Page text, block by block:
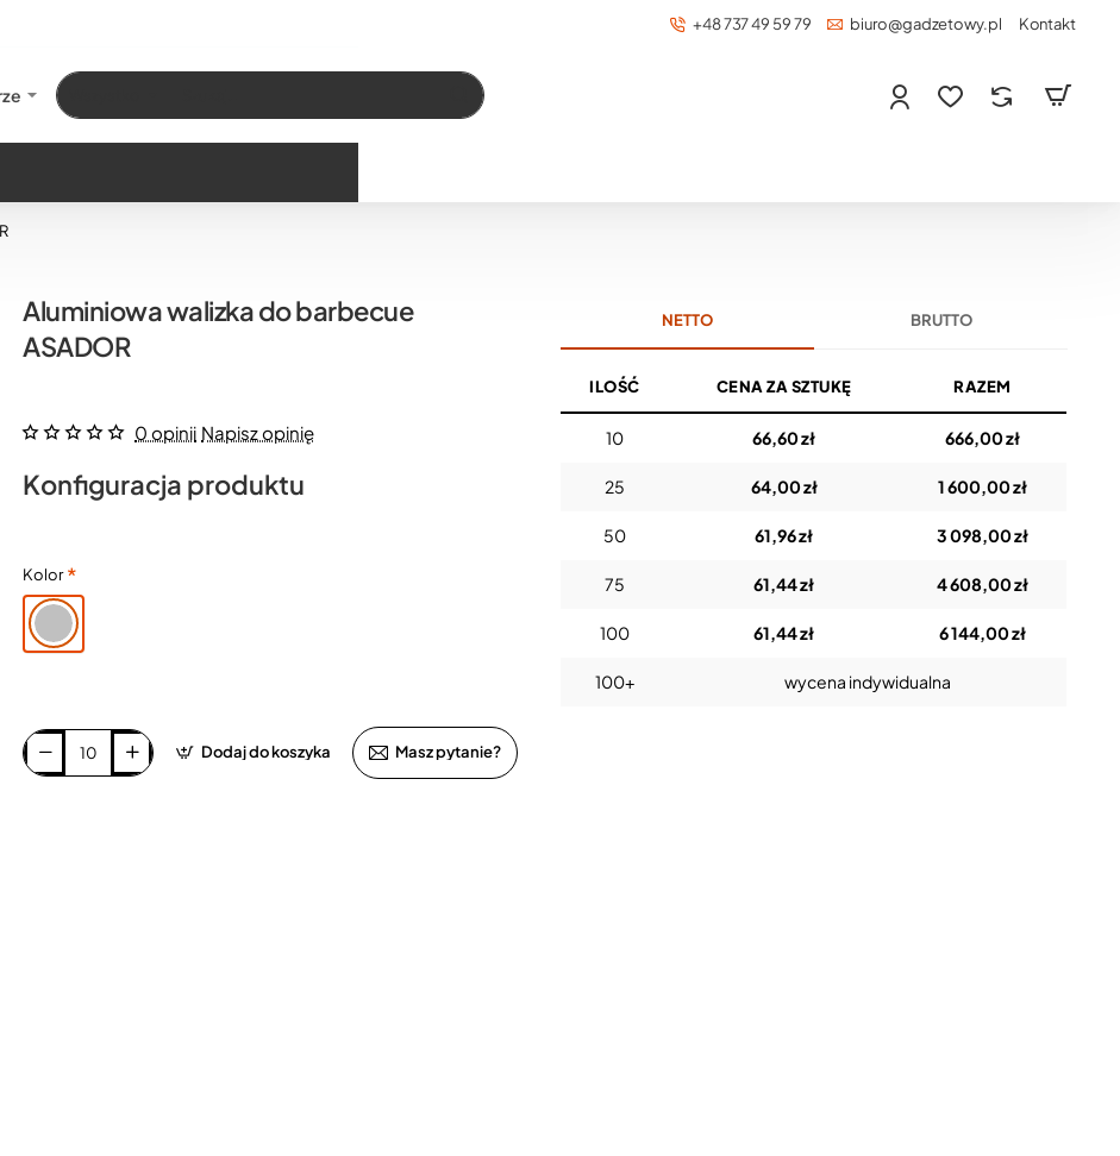
+48 737 49 59 79 biuro@gadzetowy.pl Kontakt
Szukaj…
Aluminiowa walizka do barbecue
ASADOR
0 opinii Napisz opinię
Konfiguracja produktu
Kolor
Dodaj do koszyka Masz pytanie?
NETTO BRUTTO
ILOŚĆ CENA ZA SZTUKĘ RAZEM
10 66,60 zł 666,00 zł
25 64,00 zł 1 600,00 zł
50 61,96 zł 3 098,00 zł
75 61,44 zł 4 608,00 zł
100 61,44 zł 6 144,00 zł
100+ wycena indywidualna